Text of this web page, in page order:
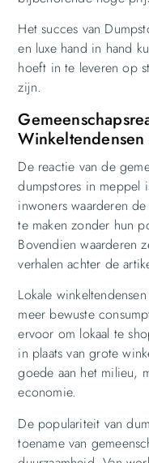
Het succes van
en luxe hand in hand
hoeft in te leveren op
zijn.
Winkeltendensen
De reactie van de
dumpstores in meppel
inwoners waarderen
te maken zonder hun
Bovendien waarderen
verhalen achter de
Lokale
meer bewuste
ervoor om lokaal te
in plaats van grote
goede aan het milieu,
economie.
De populariteit van
toename van